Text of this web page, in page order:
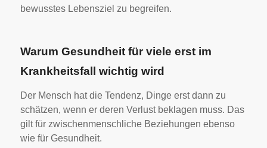
bewusstes Lebensziel zu begreifen.
Warum Gesundheit für viele erst im
Krankheitsfall wichtig wird
Der Mensch hat die Tendenz, Dinge erst dann zu
schätzen, wenn er deren Verlust beklagen muss. Das
gilt für zwischenmenschliche Beziehungen ebenso
wie für Gesundheit.